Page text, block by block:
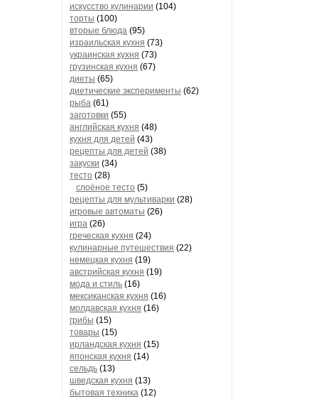
искусство кулинарии (104)
торты (100)
вторые блюда (95)
израильская кухня (73)
украинская кухня (73)
грузинская кухня (67)
диеты (65)
диетические эксперименты (62)
рыба (61)
заготовки (55)
английская кухня (48)
кухня для детей (43)
рецепты для детей (38)
закуски (34)
тесто (28)
слоёное тесто (5)
рецепты для мультиварки (28)
игровые автоматы (26)
игра (26)
греческая кухня (24)
кулинарные путешествия (22)
немецкая кухня (19)
австрийская кухня (19)
мода и стиль (16)
мексиканская кухня (16)
молдавская кухня (16)
грибы (15)
товары (15)
ирландская кухня (15)
японская кухня (14)
сельдь (13)
шведская кухня (13)
бытовая техника (12)